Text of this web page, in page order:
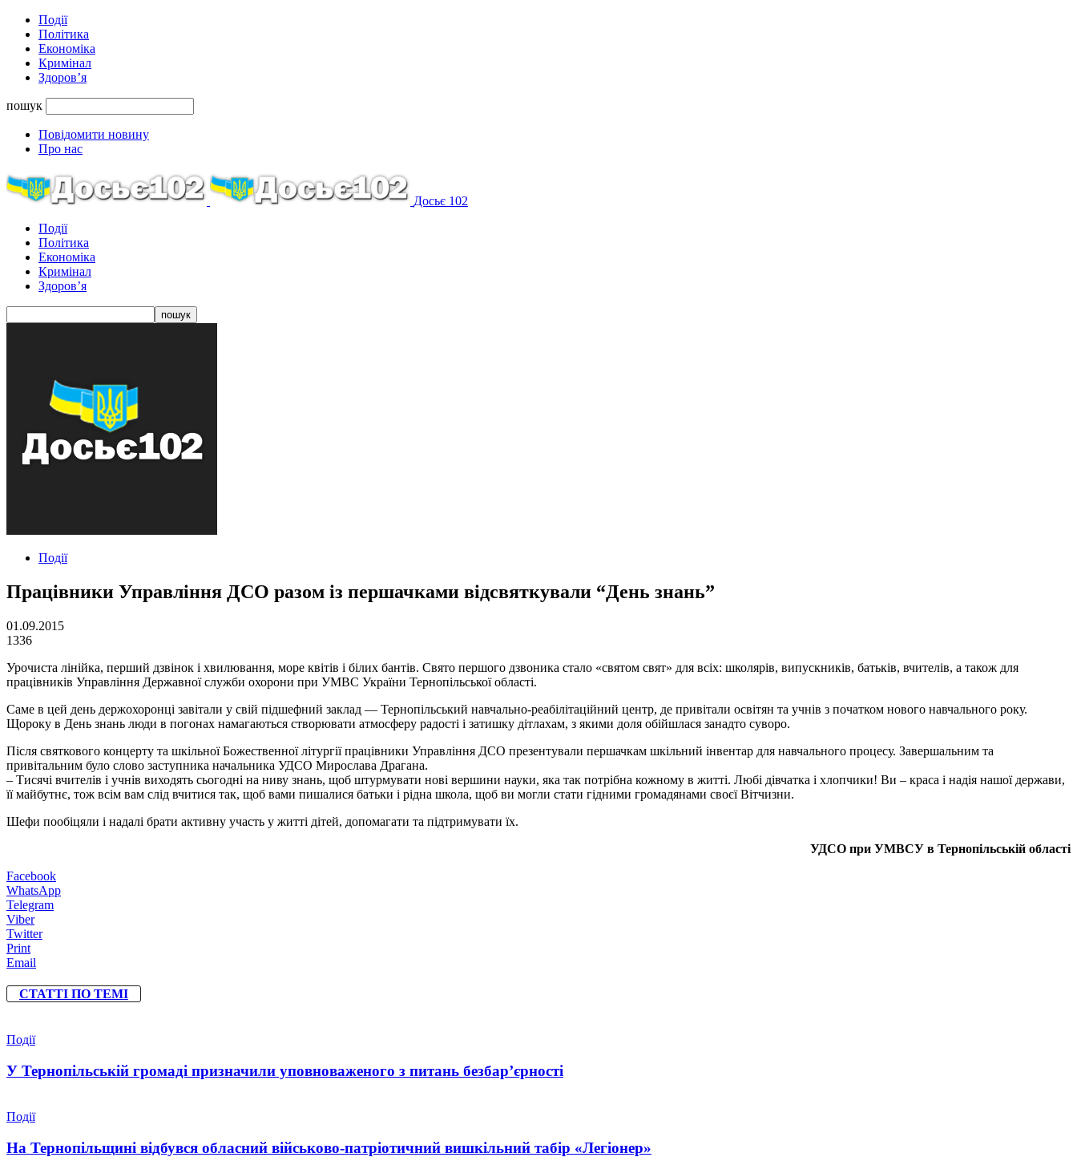
Події
Політика
Економіка
Кримінал
Здоров’я
пошук
Повідомити новину
Про нас
Досьє 102
Події
Політика
Економіка
Кримінал
Здоров’я
Події
Працівники Управління ДСО разом із першачками відсвяткували “День знань”
01.09.2015
1336
Урочиста лінійка, перший дзвінок і хвилювання, море квітів і білих бантів. Свято першого дзвоника стало «святом свят» для всіх: школярів, випускників, батьків, вчителів, а також для
працівників Управління Державної служби охорони при УМВС України Тернопільської області.
Саме в цей день держохоронці завітали у свій підшефний заклад — Тернопільський навчально-реабілітаційний центр, де привітали освітян та учнів з початком нового навчального року.
Щороку в День знань люди в погонах намагаються створювати атмосферу радості і затишку дітлахам, з якими доля обійшлася занадто суворо.
Після святкового концерту та шкільної Божественної літургії працівники Управління ДСО презентували першачкам шкільний інвентар для навчального процесу. Завершальним та
привітальним було слово заступника начальника УДСО Мирослава Драгана.
– Тисячі вчителів і учнів виходять сьогодні на ниву знань, щоб штурмувати нові вершини науки, яка так потрібна кожному в житті. Любі дівчатка і хлопчики! Ви – краса і надія нашої держави,
її майбутнє, тож всім вам слід вчитися так, щоб вами пишалися батьки і рідна школа, щоб ви могли стати гідними громадянами своєї Вітчизни.
Шефи пообіцяли і надалі брати активну участь у житті дітей, допомагати та підтримувати їх.
УДСО при УМВСУ в Тернопільській області
Facebook
WhatsApp
Telegram
Viber
Twitter
Print
Email
СТАТТІ ПО ТЕМІ
Події
У Тернопільській громаді призначили уповноваженого з питань безбар’єрності
Події
На Тернопільщині відбувся обласний військово-патріотичний вишкільний табір «Легіонер»